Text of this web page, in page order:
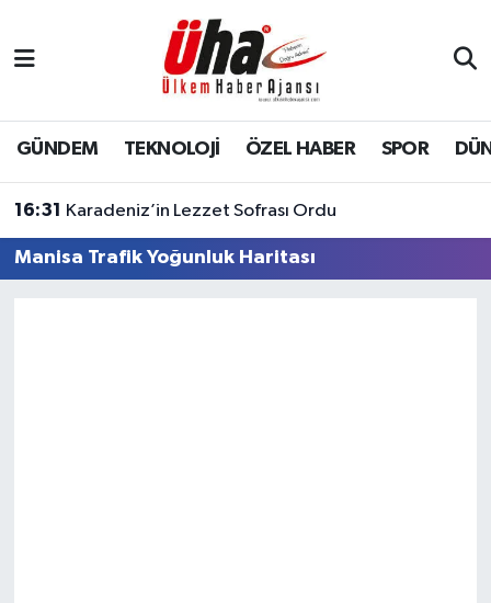
GÜNDEM TEKNOLOJİ ÖZEL HABER SPOR
16:31 Karadeniz’in Lezzet Sofrası Ordu
Manisa Trafik Yoğunluk Haritası
İstanbul Nöbetçi Eczaneler
İstanbul Hava Durumu
İstanbul Trafik Yoğunluk Haritası